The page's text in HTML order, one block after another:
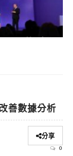
善數據分析
分享
0